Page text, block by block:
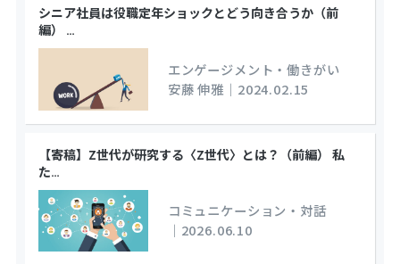
シニア社員は役職定年ショックとどう向き合うか（前
編）
…
エンゲージメント・働きがい
安藤 伸雅 ｜ 2024.02.15
【寄稿】Z世代が研究する〈Z世代〉とは？（前編） 私
た…
コミュニケーション・対話
｜ 2026.06.10